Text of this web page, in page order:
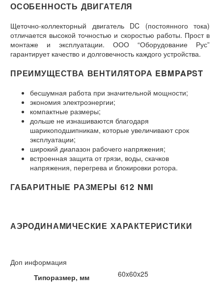
ОСОБЕННОСТЬ ДВИГАТЕЛЯ
Щеточно-коллекторный двигатель DC (постоянного тока)
отличается высокой точностью и скоростью работы. Прост в
монтаже и эксплуатации. ООО “Оборудование Рус”
гарантирует качество и долговечность каждого устройства.
ПРЕИМУЩЕСТВА ВЕНТИЛЯТОРА EBMPAPST
бесшумная работа при значительной мощности;
экономия электроэнергии;
компактные размеры;
дольше не изнашиваются благодаря
шарикоподшипникам, которые увеличивают срок
эксплуатации;
широкий диапазон рабочего напряжения;
встроенная защита от грязи, воды, скачков
напряжения, перегрева и блокировки ротора.
ГАБАРИТНЫЕ РАЗМЕРЫ 612 NMI
АЭРОДИНАМИЧЕСКИЕ ХАРАКТЕРИСТИКИ
Доп информация
Типоразмер, мм
60x60x25